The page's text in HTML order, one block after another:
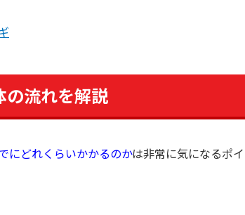
の流れを解説
にどれくらいかかるのかは非常に気になるポイ